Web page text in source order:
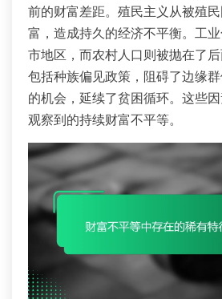
前的财富差距。殖民主义从被殖
富，造成持久的经济不平衡。工
市地区，而农村人口则被抛在了后
包括种族偏见政策，阻碍了边缘
的机会，延续了贫困循环。这些
观察到的持续财富不平等。